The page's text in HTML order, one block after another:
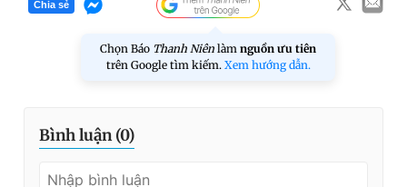
Chia sẻ
Chọn Báo Thanh Niên làm nguồn ưu tiên
trên Google tìm kiếm. Xem hướng dẫn.
Bình luận (0)